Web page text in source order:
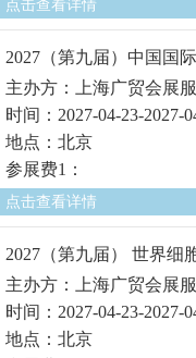
点击查看详情
2027（第九届）中国国
主办方：上海广贸会展
时间：2027-04-23-2027-
地点：北京
参展费1：
点击查看详情
2027（第九届） 世界细
主办方：上海广贸会展
时间：2027-04-23-2027-
地点：北京